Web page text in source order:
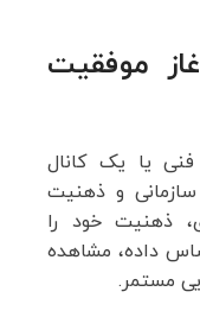
موفقیت
یا یک کانال
و ذهنیت
ذهنیت خود را
داده، مشاهده
مستمر.